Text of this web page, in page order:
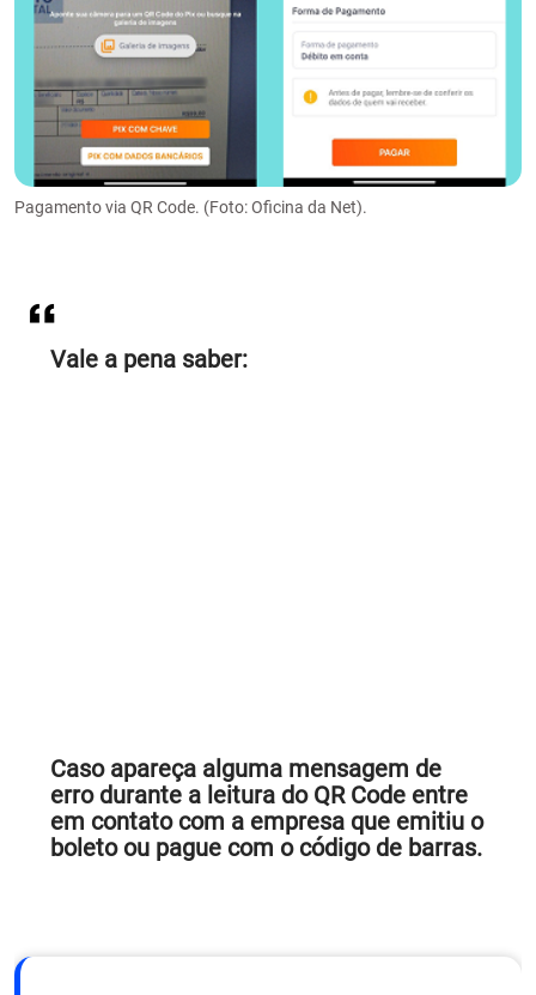
Pagamento via QR Code. (Foto: Oficina da Net).
Vale a pena saber:
Caso apareça alguma mensagem de
erro durante a leitura do QR Code entre
em contato com a empresa que emitiu o
boleto ou pague com o código de barras.